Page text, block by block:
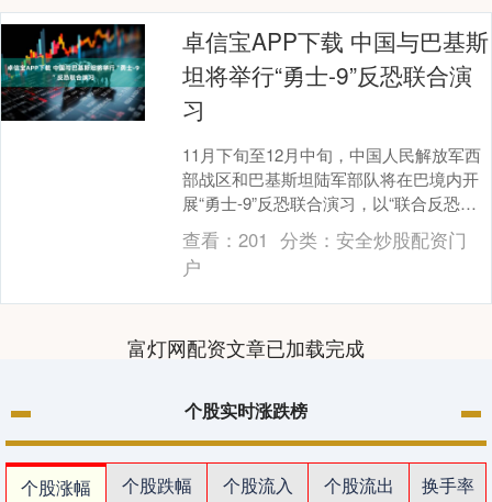
卓信宝APP下载 中国与巴基斯
坦将举行“勇士-9”反恐联合演
习
11月下旬至12月中旬，中国人民解放军西
部战区和巴基斯坦陆军部队将在巴境内开
展“勇士-9”反恐联合演习，以“联合反恐清
剿打击行动”为课题，检验提升两军联合反
恐能....
查看：201 分类： 安全炒股配资门
户
富灯网配资文章已加载完成
个股实时涨跌榜
个股涨幅 个股跌幅 个股流入 个股流出
换手率